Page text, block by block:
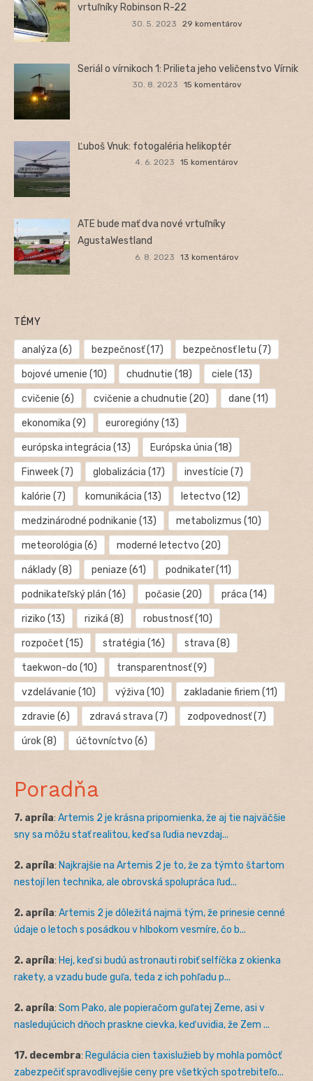
vrtuľníky Robinson R-22
30. 5. 2023 29 komentárov
Seriál o vírnikoch 1: Prilieta jeho veličenstvo Vírnik
30. 8. 2023 15 komentárov
Ľuboš Vnuk: fotogaléria helikoptér
4. 6. 2023 15 komentárov
ATE bude mať dva nové vrtuľníky
AgustaWestland
6. 8. 2023 13 komentárov
TÉMY
analýza (6) bezpečnosť(17) bezpečnosť letu (7)
bojové umenie (10) chudnutie (18) ciele (13)
cvičenie (6) cvičenie a chudnutie (20) dane (11)
ekonomika (9) euroregióny(13)
európska integrácia (13) Európska únia (18)
Finweek(7) globalizácia (17) investície (7)
kalórie (7) komunikácia (13) letectvo (12)
medzinárodné podnikanie (13) metabolizmus (10)
meteorológia (6) moderné letectvo (20)
náklady(8) peniaze (61) podnikateľ(11)
podnikateľský plán (16) počasie (20) práca (14)
riziko (13) riziká (8) robustnosť(10)
rozpočet (15) stratégia (16) strava (8)
taekwon-do (10) transparentnosť(9)
vzdelávanie (10) výživa (10) zakladanie firiem (11)
zdravie (6) zdravá strava (7) zodpovednosť(7)
úrok(8) účtovníctvo (6)
Poradňa
7. apríla: Artemis 2 je krásna pripomienka, že aj tie najväčšie
sny sa môžu stať realitou, keď sa ľudia nevzdaj...
2. apríla: Najkrajšie na Artemis 2 je to, že za týmto štartom
nestojí len technika, ale obrovská spolupráca ľud...
2. apríla: Artemis 2 je dôležitá najmä tým, že prinesie cenné
údaje o letoch s posádkou v hlbokom vesmíre, čo b...
2. apríla: Hej, keď si budú astronauti robiť selfíčka z okienka
rakety, a vzadu bude guľa, teda z ich pohľadu p...
2. apríla: Som Pako, ale popieračom guľatej Zeme, asi v
nasledujúcich dňoch praskne cievka, keď uvidia, že Zem ...
17. decembra: Regulácia cien taxislužieb by mohla pomôcť
zabezpečiť spravodlivejšie ceny pre všetkých spotrebiteľo...